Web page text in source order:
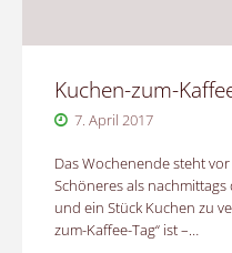
Kuchen-zum-
7. April 2017
Das Wochenende steht
Schöneres als
und ein Stück Kuchen zu
zum-Kaffee-Tag“ ist –…